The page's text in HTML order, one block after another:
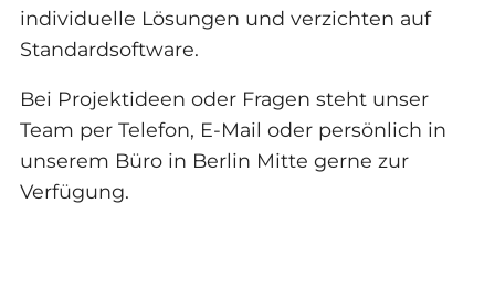
individuelle Lösungen und verzichten auf
Standardsoftware.
Bei Projektideen oder Fragen steht unser
Team per Telefon, E-Mail oder persönlich in
unserem Büro in Berlin Mitte gerne zur
Verfügung.